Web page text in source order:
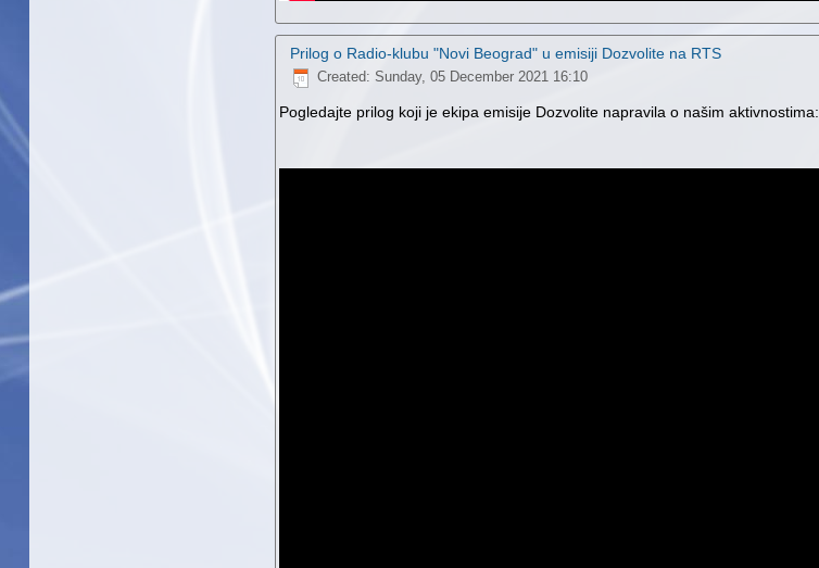
Prilog o Radio-klubu "Novi Beograd" u emisiji Dozvolite na RTS
Created: Sunday, 05 December 2021 16:10
Pogledajte prilog koji je ekipa emisije Dozvolite napravila o našim aktivnostima: